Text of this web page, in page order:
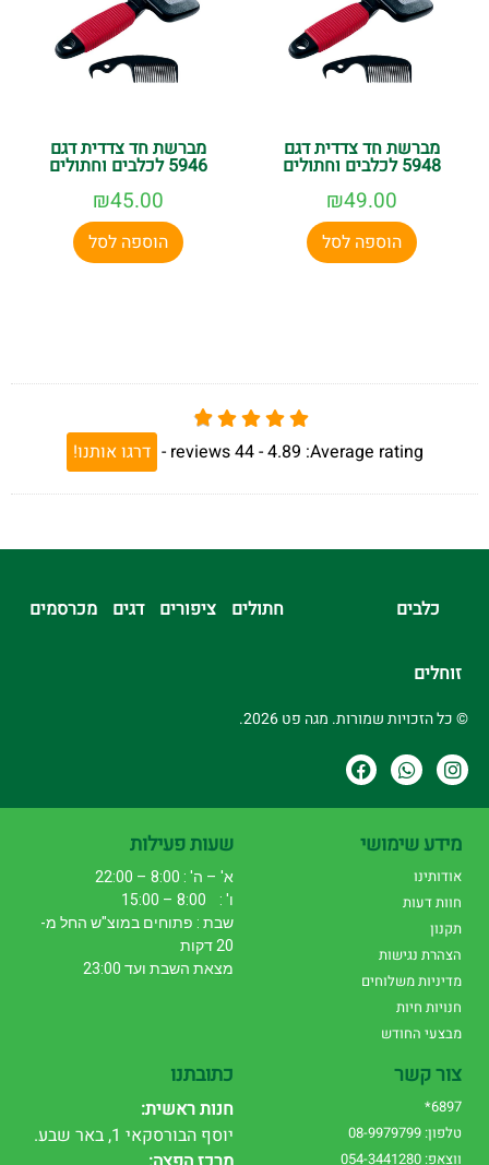
מברשת חד צדדית דגם
5948 לכלבים וחתולים
₪49.00
הוספה לסל
מברשת חד צדדית דגם
5946 לכלבים וחתולים
₪45.00
הוספה לסל
Average rating:
4.89 -
44
reviews
- דרגו אותנו!
כלבים חתולים ציפורים דגים מכרסמים
זוחלים
© כל הזכויות שמורות. מגה פט 2026.
מידע שימושי
אודותינו
חוות דעות
תקנון
הצהרת נגישות
מדיניות משלוחים
חנויות חיות
מבצעי החודש
שעות פעילות
א' – ה' : 8:00 – 22:00
ו' : 8:00 – 15:00
שבת : פתוחים במוצ"ש החל מ-
20 דקות
מצאת השבת ועד 23:00
צור קשר
6897*
טלפון: 08-9979799
ווצאפ: 054-3441280
כתובתנו
חנות ראשית:
יוסף הבורסקאי 1, באר שבע.